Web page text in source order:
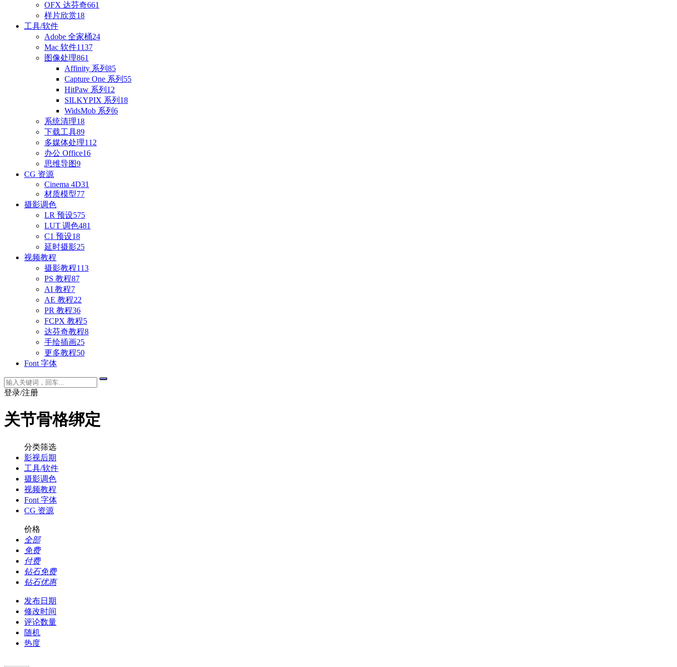
OFX 达芬奇661
样片欣赏18
工具/软件
Adobe 全家桶24
Mac 软件1137
图像处理861
Affinity 系列 85
Capture One 系列 55
HitPaw 系列 12
SILKYPIX 系列 18
WidsMob 系列 6
系统清理18
下载工具89
多媒体处理112
办公 Office16
思维导图9
CG 资源
Cinema 4D31
材质模型77
摄影调色
LR 预设575
LUT 调色481
C1 预设18
延时摄影25
视频教程
摄影教程113
PS 教程87
AI 教程7
AE 教程22
PR 教程36
FCPX 教程5
达芬奇教程8
手绘插画25
更多教程50
Font 字体
登录/注册
关节骨格绑定
分类筛选
影视后期
工具/软件
摄影调色
视频教程
Font 字体
CG 资源
价格
全部
免费
付费
钻石免费
钻石优惠
发布日期
修改时间
评论数量
随机
热度